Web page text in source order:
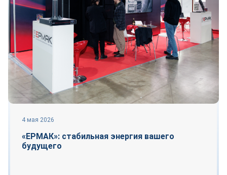
4 мая 2026
«ЕРМАК»: стабильная энергия вашего
будущего